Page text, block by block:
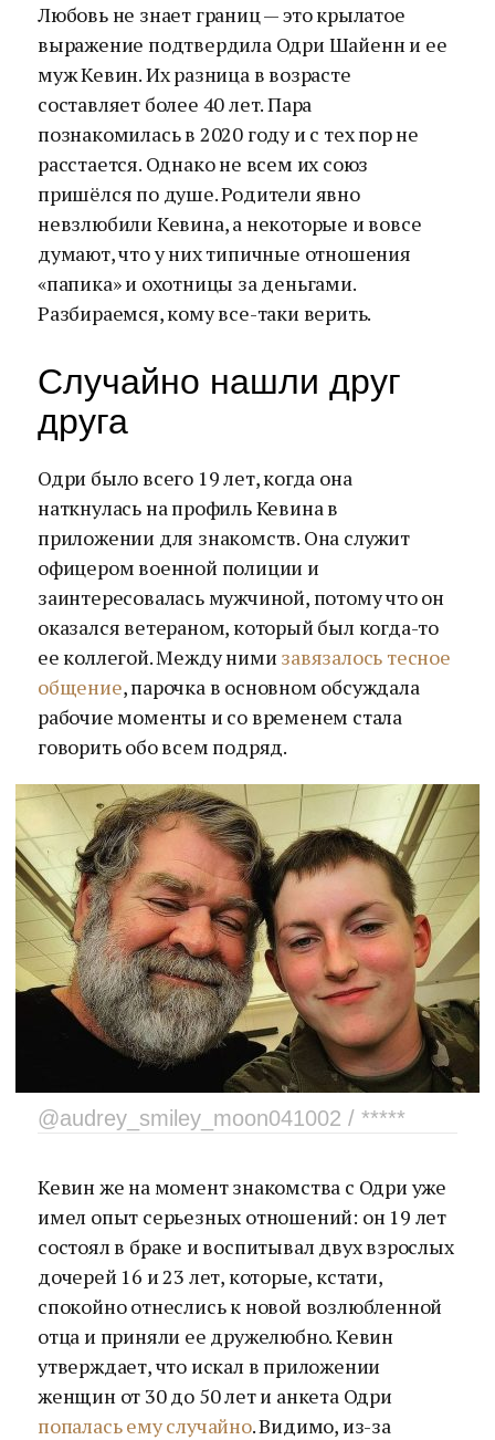
Любовь не знает границ — это крылатое
выражение подтвердила Одри Шайенн и ее
муж Кевин. Их разница в возрасте
составляет более 40 лет. Пара
познакомилась в 2020 году и с тех пор не
расстается. Однако не всем их союз
пришёлся по душе. Родители явно
невзлюбили Кевина, а некоторые и вовсе
думают, что у них типичные отношения
«папика» и охотницы за деньгами.
Разбираемся, кому все-таки верить.
Случайно нашли друг
друга
Одри было всего 19 лет, когда она
наткнулась на профиль Кевина в
приложении для знакомств. Она служит
офицером военной полиции и
заинтересовалась мужчиной, потому что он
оказался ветераном, который был когда-то
ее коллегой. Между ними завязалось тесное
общение, парочка в основном обсуждала
рабочие моменты и со временем стала
говорить обо всем подряд.
@audrey_smiley_moon041002 / *****
Кевин же на момент знакомства с Одри уже
имел опыт серьезных отношений: он 19 лет
состоял в браке и воспитывал двух взрослых
дочерей 16 и 23 лет, которые, кстати,
спокойно отнеслись к новой возлюбленной
отца и приняли ее дружелюбно. Кевин
утверждает, что искал в приложении
женщин от 30 до 50 лет и анкета Одри
попалась ему случайно. Видимо, из-за